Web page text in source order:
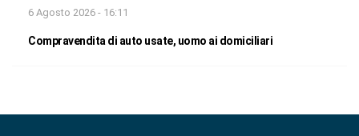
6 Agosto 2026 - 16:11
Compravendita di auto usate, uomo ai domiciliari